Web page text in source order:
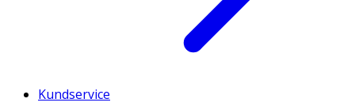
Kundservice